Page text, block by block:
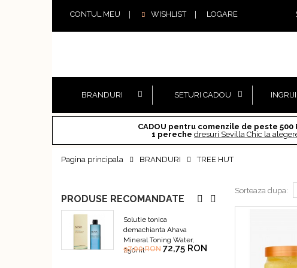
CONTUL MEU WISHLIST LOGARE
BRANDURI SETURI CADOU
CADOU pentru comenzile de peste 500
1 pereche dresuri Sevilla Chic la
Pagina principala BRANDURI TREE HUT
Sorteaza dupa:
PRODUSE RECOMANDATE
Solutie tonica
demachianta Ahava
Mineral Toning Water,
250ml
97,00 RON 72,75 RON